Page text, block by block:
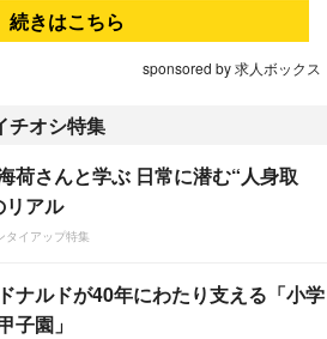
続きはこちら
sponsored by 求人ボックス
チオシ特集
荷さんと学ぶ 日常に潜む“人身取
リアル
タイアップ特集
ナルドが40年にわたり支える「小学
子園」